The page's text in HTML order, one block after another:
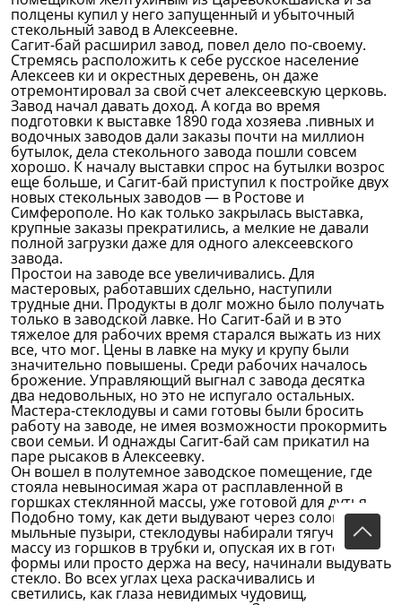
полцены купил у него запущенный и убыточный
стекольный завод в Алексеевне.
Сагит-бай расширил завод, повел дело по-своему.
Стремясь расположить к себе русское население
Алексеев ки и окрестных деревень, он даже
отремонтировал за свой счет алексеевскую церковь.
Завод начал давать доход. А когда во время
подготовки к выставке 1890 года хозяева .пивных и
водочных заводов дали заказы почти на миллион
бутылок, дела стекольного завода пошли совсем
хорошо. К началу выставки спрос на бутылки возрос
еще больше, и Сагит-бай приступил к постройке двух
новых стекольных заводов — в Ростове и
Симферополе. Но как только закрылась выставка,
крупные заказы прекратились, а мелкие не давали
полной загрузки даже для одного алексеевского
завода.
Простои на заводе все увеличивались. Для
мастеровых, работавших сдельно, наступили
трудные дни. Продукты в долг можно было получать
только в заводской лавке. Но Сагит-бай и в это
тяжелое для рабочих время старался выжать из них
все, что мог. Цены в лавке на муку и крупу были
значительно повышены. Среди рабочих началось
брожение. Управляющий выгнал с завода десятка
два недовольных, но это не испугало остальных.
Мастера-стеклодувы и сами готовы были бросить
работу на заводе, не имея возможности прокормить
свои семьи. И однажды Сагит-бай сам прикатил на
паре рысаков в Алексеевку.
Он вошел в полутемное заводское помещение, где
стояла невыносимая жара от расплавленной в
горшках стеклянной массы, уже готовой для дутья.
Подобно тому, как дети выдувают через соломинку
мыльные пузыри, стеклодувы набирали тягучую
массу из горшков в трубки и, опуская их в готовые
формы или просто держа на весу, начинали выдувать
стекло. Во всех углах цеха раскачивались и
светились, как глаза невидимых чудовищ,